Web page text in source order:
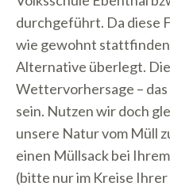
durchgeführt. Da diese
wie gewohnt stattfinden
Alternative überlegt.
Wettervorhersage –
sein. Nutzen wir doch
unsere Natur vom Müll
einen Müllsack bei
(bitte nur im Kreise